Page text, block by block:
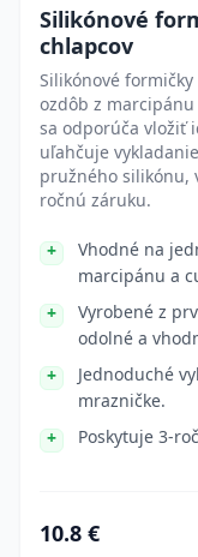
Silikónové
chlapcov
Silikónové formičky
ozdôb z
sa odporúča vložiť
uľahčuje
pružného silikónu,
ročnú záruku.
Vhodné na
marcipánu a
Vyrobené z
odolné a
Jednoduché
mrazničke.
Poskytuje 3-
10.8 €